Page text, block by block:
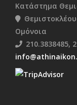
Κατάστημα
Ομόνοια
210.3838485,